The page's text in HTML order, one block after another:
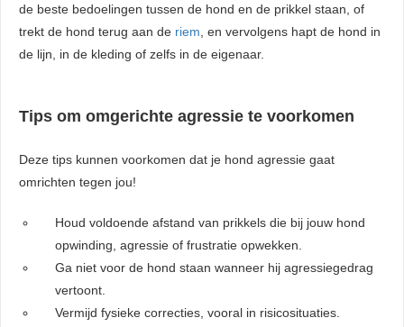
de beste bedoelingen tussen de hond en de prikkel staan, of
trekt de hond terug aan de riem , en vervolgens hapt de hond in
de lijn, in de kleding of zelfs in de eigenaar.
Tips om omgerichte agressie te voorkomen
Deze tips kunnen voorkomen dat je hond agressie gaat
omrichten tegen jou!
Houd voldoende afstand van prikkels die bij jouw hond
opwinding, agressie of frustratie opwekken.
Ga niet voor de hond staan wanneer hij agressiegedrag
vertoont.
Vermijd fysieke correcties, vooral in risicosituaties.